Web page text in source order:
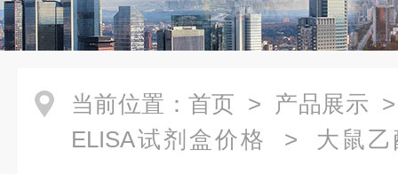
当前位置： 首页 > 产品展示
ELISA试剂盒价格
> 大鼠乙